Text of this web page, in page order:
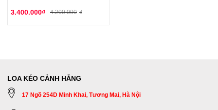
4.200.000 ₫
3.400.000₫
LOA KÉO CẢNH HẰNG
17 Ngõ 254D Minh Khai, Tương Mai, Hà Nội